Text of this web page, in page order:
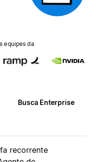
equipes da
Busca Enterprise
recorrente